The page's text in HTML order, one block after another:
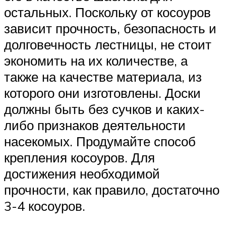
остальных. Поскольку от косоуров
зависит прочность, безопасность и
долговечность лестницы, не стоит
экономить на их количестве, а
также на качестве материала, из
которого они изготовлены. Доски
должны быть без сучков и каких-
либо признаков деятельности
насекомых. Продумайте способ
крепления косоуров. Для
достижения необходимой
прочности, как правило, достаточно
3-4 косоуров.